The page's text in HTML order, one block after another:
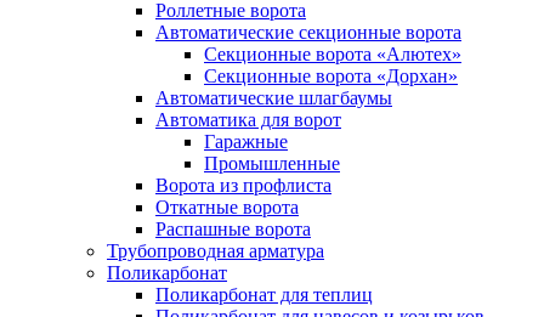
Роллетные ворота
Автоматические секционные ворота
Секционные ворота «Алютех»
Секционные ворота «Дорхан»
Автоматические шлагбаумы
Автоматика для ворот
Гаражные
Промышленные
Ворота из профлиста
Откатные ворота
Распашные ворота
Трубопроводная арматура
Поликарбонат
Поликарбонат для теплиц